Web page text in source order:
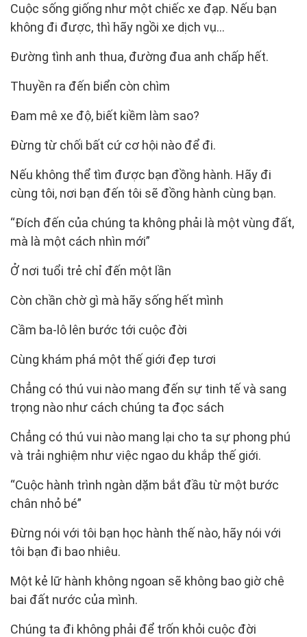
Cuộc sống giống như một chiếc xe đạp. Nếu bạn
không đi được, thì hãy ngồi xe dịch vụ…
Đường tình anh thua, đường đua anh chấp hết.
Thuyền ra đến biển còn chìm
Đam mê xe độ, biết kiềm làm sao?
Đừng từ chối bất cứ cơ hội nào để đi.
Nếu không thể tìm được bạn đồng hành. Hãy đi
cùng tôi, nơi bạn đến tôi sẽ đồng hành cùng bạn.
“Đích đến của chúng ta không phải là một vùng đất,
mà là một cách nhìn mới”
Ở nơi tuổi trẻ chỉ đến một lần
Còn chần chờ gì mà hãy sống hết mình
Cầm ba-lô lên bước tới cuộc đời
Cùng khám phá một thế giới đẹp tươi
Chẳng có thú vui nào mang đến sự tinh tế và sang
trọng nào như cách chúng ta đọc sách
Chẳng có thú vui nào mang lại cho ta sự phong phú
và trải nghiệm như việc ngao du khắp thế giới.
“Cuộc hành trình ngàn dặm bắt đầu từ một bước
chân nhỏ bé”
Đừng nói với tôi bạn học hành thế nào, hãy nói với
tôi bạn đi bao nhiêu.
Một kẻ lữ hành không ngoan sẽ không bao giờ chê
bai đất nước của mình.
Chúng ta đi không phải để trốn khỏi cuộc đời